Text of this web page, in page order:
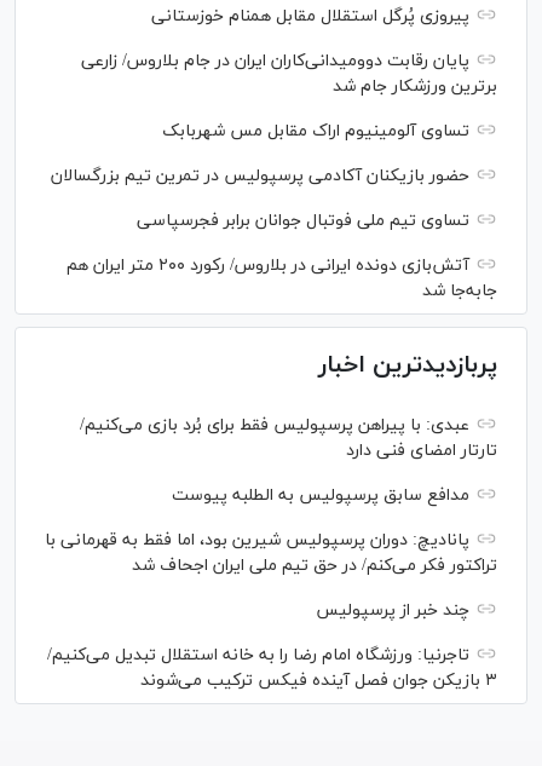
پیروزی پُرگل استقلال مقابل همنام خوزستانی
پایان رقابت دوومیدانی‌کاران ایران در جام بلاروس/ زارعی
برترین ورزشکار جام شد
تساوی آلومینیوم اراک مقابل مس شهربابک
حضور بازیکنان آکادمی پرسپولیس در تمرین تیم بزرگسالان
تساوی تیم ملی فوتبال جوانان برابر فجرسپاسی
آتش‌بازی دونده ایرانی در بلاروس/ رکورد ۲۰۰ متر ایران هم
جابه‌جا شد
پربازدیدترین اخبار
عبدی: با پیراهن پرسپولیس فقط برای بُرد بازی می‌کنیم/
تارتار امضای فنی دارد
مدافع سابق پرسپولیس به الطلبه پیوست
پانادیچ: دوران پرسپولیس شیرین بود، اما فقط به قهرمانی با
تراکتور فکر می‌کنم/ در حق تیم ملی ایران اجحاف شد
چند خبر از پرسپولیس
تاجرنیا: ورزشگاه امام رضا را به خانه استقلال تبدیل می‌کنیم/
۳ بازیکن جوان فصل آینده فیکس ترکیب می‌شوند